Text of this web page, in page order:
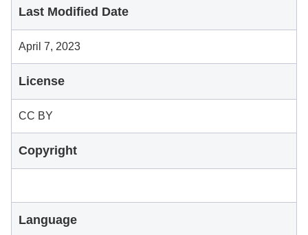
Last Modified Date
April 7, 2023
License
CC BY
Copyright
Language